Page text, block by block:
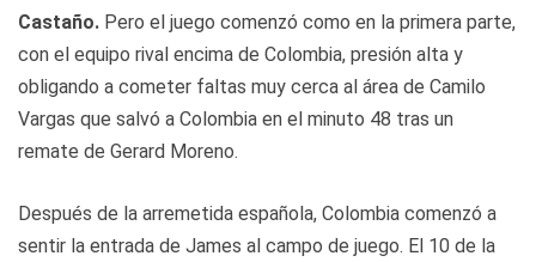
Castaño. Pero el juego comenzó como en la primera parte,
con el equipo rival encima de Colombia, presión alta y
obligando a cometer faltas muy cerca al área de Camilo
Vargas que salvó a Colombia en el minuto 48 tras un
remate de Gerard Moreno.
Después de la arremetida española, Colombia comenzó a
sentir la entrada de James al campo de juego. El 10 de la